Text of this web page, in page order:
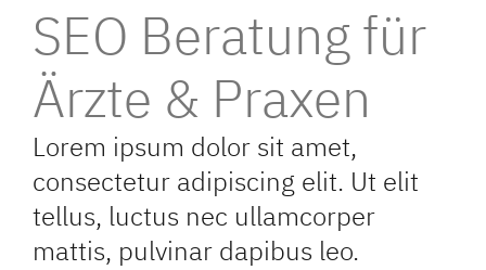
SEO Beratung für
Ärzte & Praxen
Lorem ipsum dolor sit amet,
consectetur adipiscing elit. Ut elit
tellus, luctus nec ullamcorper
mattis, pulvinar dapibus leo.